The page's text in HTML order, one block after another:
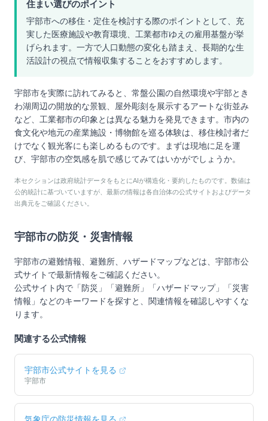
住まい選びのポイント
宇部市への移住・定住を検討する際のポイントとして、充
実した医療施設や教育環境、工業都市ゆえの雇用基盤が挙
げられます。一方で人口動態の変化も踏まえ、長期的な生
活設計の視点で情報収集することをおすすめします。
宇部市を実際に訪れてみると、常盤公園の自然環境や宇部とき
わ湖周辺の開放的な景観、屋外彫刻を展示するアートな街並み
など、工業都市の印象とは異なる魅力を発見できます。市内の
食文化や地元の産業施設・博物館を巡る体験は、移住検討者だ
けでなく観光客にも楽しめるものです。まずは現地に足を運
び、宇部市の空気感を肌で感じてみてはいかがでしょうか。
本セクションは政府統計データをもとにAIが構造化・要約したものです。数値は
公的統計に基づいていますが、最新の情報は各自治体の公式サイトおよびデータ
出典元をご確認ください。
宇部市の防災・災害情報
宇部市の避難情報、避難所、ハザードマップなどは、 宇部市公
式サイトで最新情報をご確認ください。
公式サイト内で「防災」「避難所」「ハザードマップ」「災害
情報」などのキーワードを探すと、関連情報を確認しやすくな
ります。
関連する公式情報
宇部市公式サイトを見る
宇部市